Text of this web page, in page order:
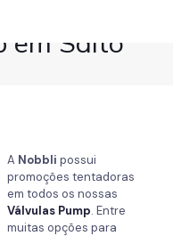
em Salto
A Nobbli possui
promoções tentadoras
em todos os nossas
Válvulas Pump. Entre
muitas opções para